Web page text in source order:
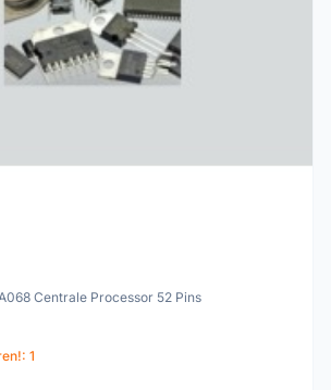
Centrale Processor 52 Pins
1